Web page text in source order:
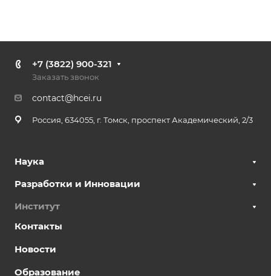
+7 (3822) 900-321
Заказать звонок
contact@hcei.ru
Россия, 634055, г. Томск, проспект Академический, 2/3
Наука
Разработки и Инновации
Институт
Контакты
Новости
Образование